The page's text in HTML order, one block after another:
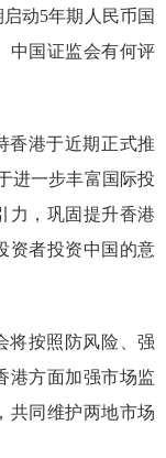
动5年期人民币国
中国证监会有何评
香港于近期正式推
进一步丰富国际投
力，巩固提升香港
资者投资中国的意
将按照防风险、强
港方面加强市场监
共同维护两地市场